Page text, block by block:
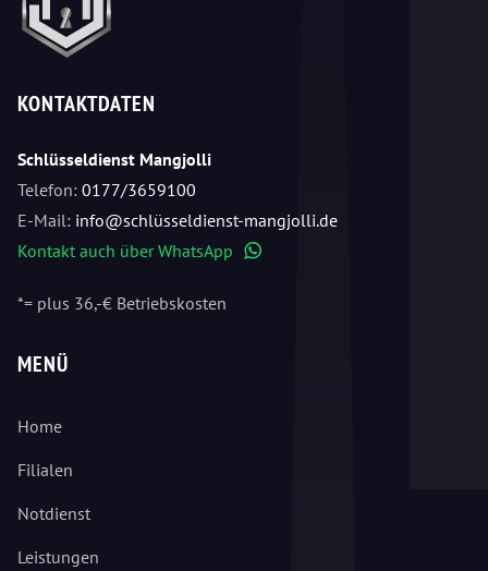
KONTAKTDATEN
Schlüsseldienst Mangjolli
Telefon: 0177/3659100
E-Mail: info@schlüsseldienst-mangjolli.de
Kontakt auch über WhatsApp
*= plus 36,-€ Betriebskosten
MENÜ
Home
Filialen
Notdienst
Leistungen